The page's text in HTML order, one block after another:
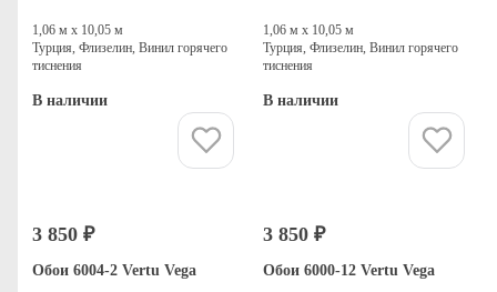
1,06 м х 10,05 м
Турция, Флизелин, Винил горячего
тиснения
В наличии
1,06 м х 10,05 м
Турция, Флизелин, Винил горячего
тиснения
В наличии
3 850 ₽
Обои 6004-2 Vertu Vega
3 850 ₽
Обои 6000-12 Vertu Vega